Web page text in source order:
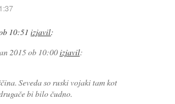
10:51 izjavil:
2015 ob 10:00izjavil:
Seveda so ruski vojaki tam kot
bi bilo čudno.